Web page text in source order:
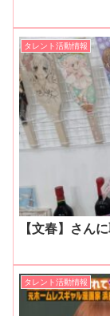
タレント活動情報
【文春】さん
タレント活動情報